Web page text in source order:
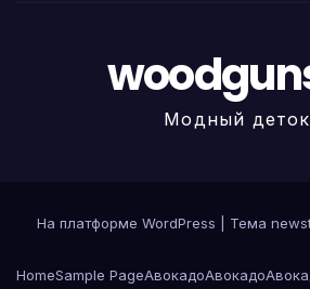
Модный
На платформе WordPress Тема
HomeSample PageАвокадоАвокадо